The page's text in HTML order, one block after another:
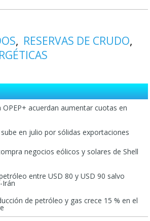
RESERVAS DE CRUDO
acuerdan aumentar cuotas en
en julio por sólidas exportaciones
negocios eólicos y solares de Shell
entre USD 80 y USD 90 salvo
Irán
de petróleo y gas crece 15 % en el